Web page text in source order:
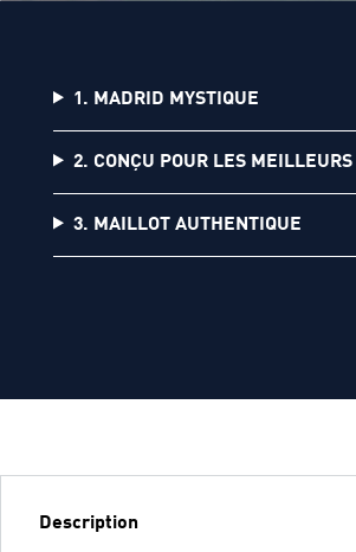
1. MADRID MYSTIQUE
2. CONÇU POUR LES MEILLEURS
3. MAILLOT AUTHENTIQUE
Description